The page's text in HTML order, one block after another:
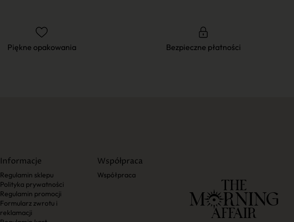
Piękne opakowania Bezpieczne płatności
Informacje
Regulamin sklepu
Polityka prywatności
Regulamin promocji
Formularz zwrotu i
reklamacji
Współpraca
Współpraca